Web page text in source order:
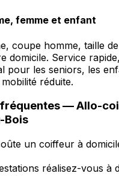
femme et enfant
coupe homme, taille
domicile. Service
pour les seniors, les
réduite.
—Allo-
Bois
un coiffeur à
réalisez-vous à